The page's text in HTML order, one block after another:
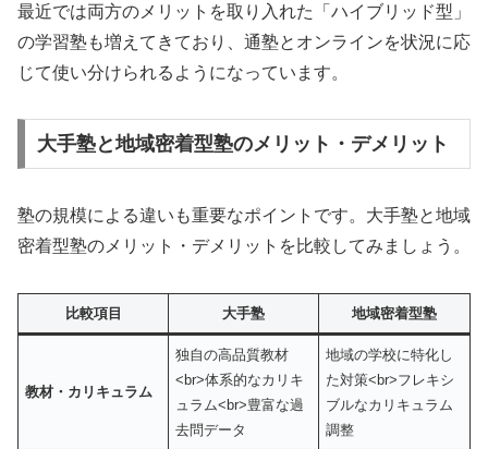
最近では両方のメリットを取り入れた「ハイブリッド型」
の学習塾も増えてきており、通塾とオンラインを状況に応
じて使い分けられるようになっています。
大手塾と地域密着型塾のメリット・デメリット
塾の規模による違いも重要なポイントです。大手塾と地域
密着型塾のメリット・デメリットを比較してみましょう。
比較項目 大手塾 地域密着型塾
教材・カリキュラム
独自の高品質教材
<br>体系的なカリキ
ュラム<br>豊富な過
去問データ
地域の学校に特化し
た対策<br>フレキシ
ブルなカリキュラム
調整